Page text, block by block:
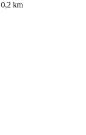
km